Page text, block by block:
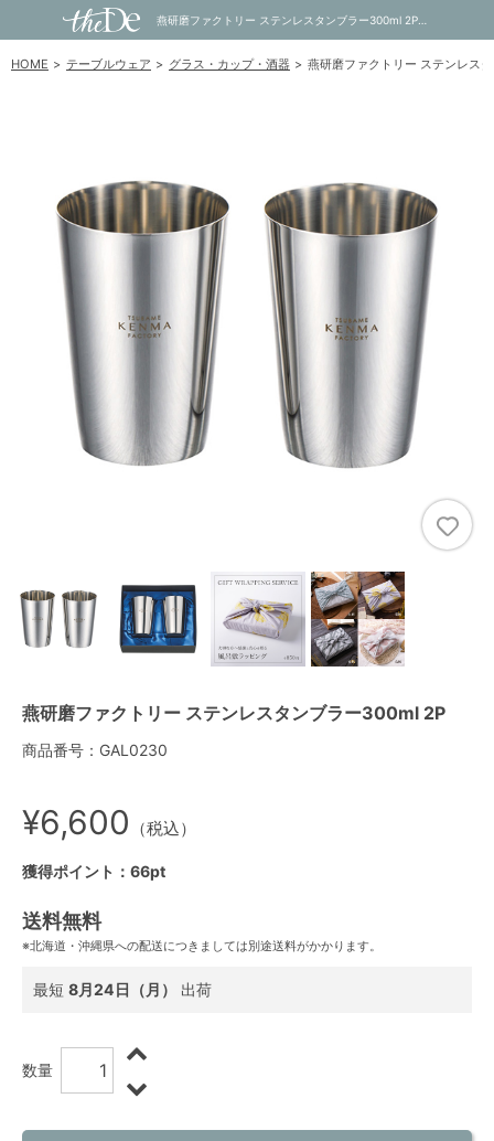
燕研磨ファクトリー ステンレスタンブラー300ml 2P｜内祝い・お祝い・ギフト・贈り物の通販サイトtheDe(ザディー)
HOME テーブルウェア グラス・カップ・酒器 燕研磨ファクトリー ステンレス
燕研磨ファクトリー ステンレスタンブラー300ml 2P
商品番号：GAL0230
¥6,600 （税込）
獲得ポイント：66pt
送料無料
※北海道・沖縄県への配送につきましては別途送料がかかります。
最短 8月24日（月） 出荷
数量